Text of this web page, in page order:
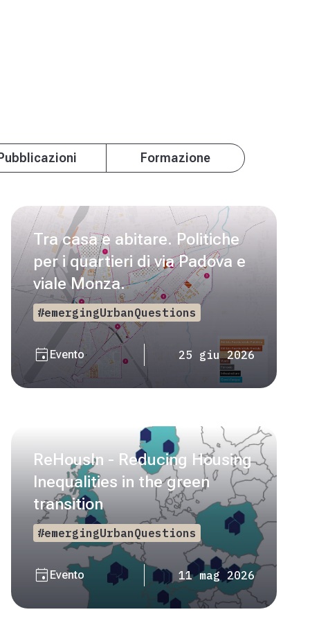
Pubblicazioni Formazione
Tra casa e abitare. Politiche
per i quartieri di via Padova e
viale Monza.
#emergingUrbanQuestions
event Evento 25 giu 2026
ReHousIn - Reducing Housing
Inequalities in the green
transition
#emergingUrbanQuestions
event Evento 11 mag 2026